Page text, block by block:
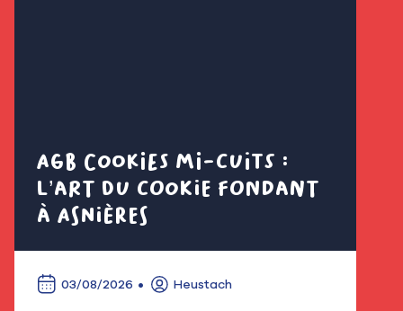
AGB Cookies mi-cuits :
l’art du cookie fondant
à Asnières
03/08/2026 Heustach